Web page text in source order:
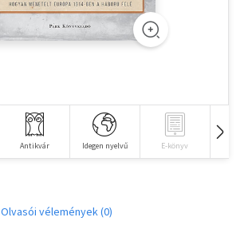
Antikvár Idegen nyelvű E-könyv
Olvasói vélemények (0)